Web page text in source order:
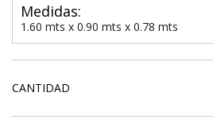
Medidas:
1.60 mts x 0.90 mts x 0.78 mts
CANTIDAD